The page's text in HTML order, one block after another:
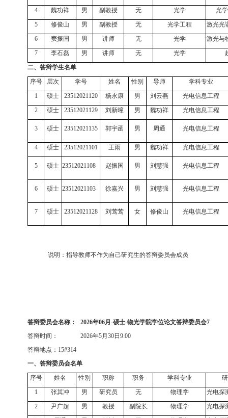
4
魏功祥 男 副教授 无 光学
光
5
修俊山 男 副教授 无 光学工程
激光光
6
窦振国 男 讲师 无 光学
激光与
7
李石磊 男 讲师 无 光学
二、答辩学生名单
序号
层次 学号 姓名 性别 导师
学科专业
1
硕士 23512021120 杨永康 男 刘云燕
光电信息工程
2
硕士 23512021129 刘新曈 男 魏功祥 光电信息工程
3 硕士 23512021135 郭宇函 男 周通 光电信息工程
4 硕士 23512021101 王雨 男 魏功祥 光电信息工程
5 硕士 23512021108 赵振国 男 刘慧强 光电信息工程
6 硕士 23512021103 徐嘉兴 男 刘慧强 光电信息工程
7 硕士 23512021128 刘莺莺 女 修俊山 光电信息工程
说明：指导教师不作为自己研究生的答辩委员会成员
答辩委员会名称： 2026年06月-硕士-物光学院学位论文答辩委员会7
答辩时间：
2026年5月30日9:00
答辩地点： 15#314
一、答辩委员会名单
序号
姓名 性别 职称 职务 学科专业
1
张其冲 男 研究员 无 物理学
光电探
2
尹广超 男 教授 副院长 物理学
光电探